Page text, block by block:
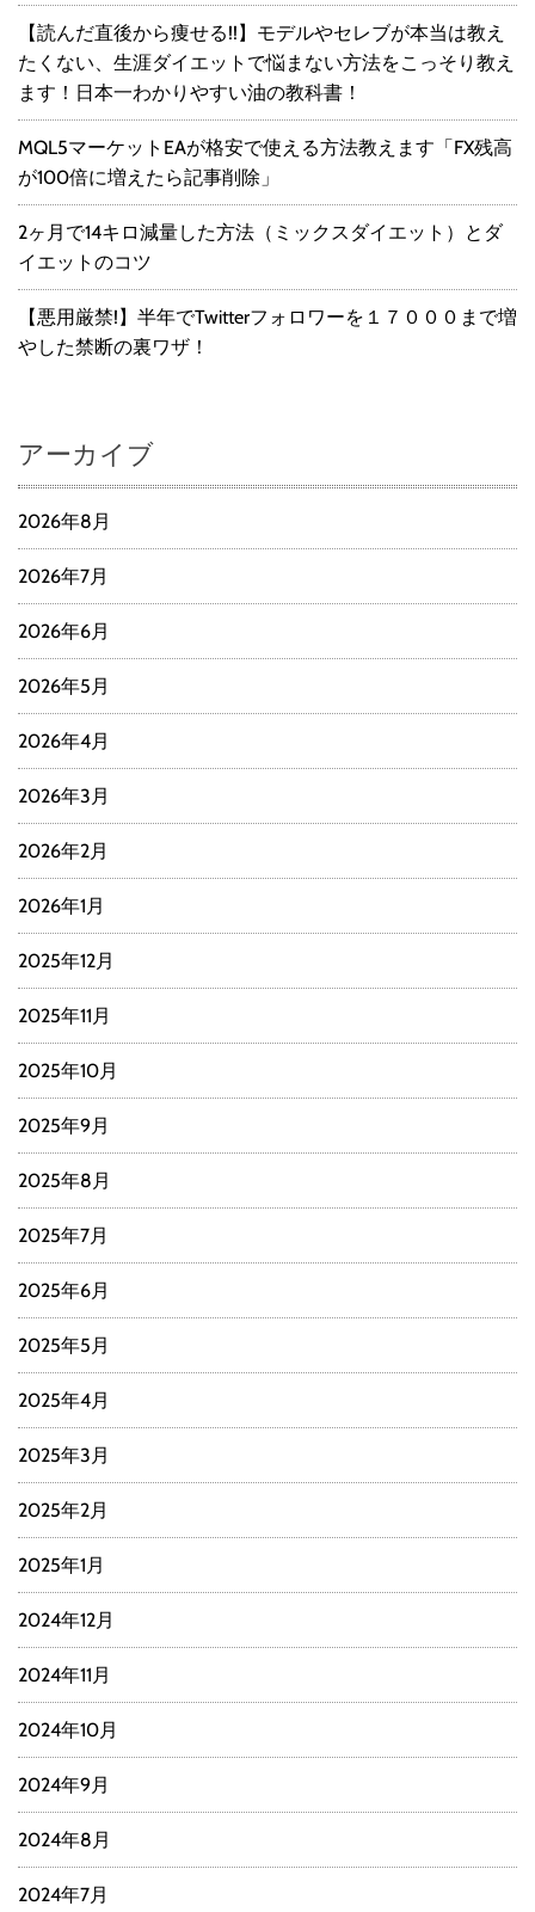
【読んだ直後から痩せる!!】モデルやセレブが本当は教え
たくない、生涯ダイエットで悩まない方法をこっそり教え
ます！日本一わかりやすい油の教科書！
MQL5マーケットEAが格安で使える方法教えます「FX残高
が100倍に増えたら記事削除」
2ヶ月で14キロ減量した方法（ミックスダイエット）とダ
イエットのコツ
【悪用厳禁!】半年でTwitterフォロワーを１７０００まで増
やした禁断の裏ワザ！
アーカイブ
2026年8月
2026年7月
2026年6月
2026年5月
2026年4月
2026年3月
2026年2月
2026年1月
2025年12月
2025年11月
2025年10月
2025年9月
2025年8月
2025年7月
2025年6月
2025年5月
2025年4月
2025年3月
2025年2月
2025年1月
2024年12月
2024年11月
2024年10月
2024年9月
2024年8月
2024年7月